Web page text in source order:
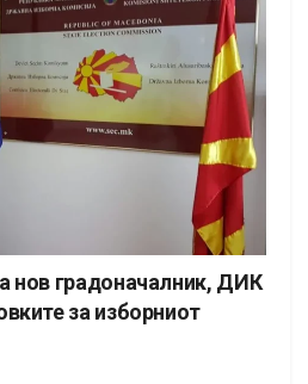
нов градоначалник, ДИК
за изборниот